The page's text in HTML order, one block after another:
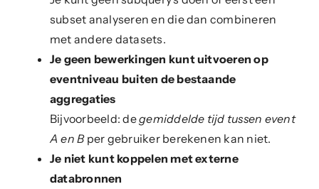
subset analyseren en die dan combineren
met andere datasets.
Je geen bewerkingen kunt uitvoeren op
eventniveau buiten de bestaande
aggregaties
Bijvoorbeeld: degemiddelde tijd tussen event
A en Bper gebruiker berekenen kan niet.
Je niet kunt koppelen met externe
databronnen